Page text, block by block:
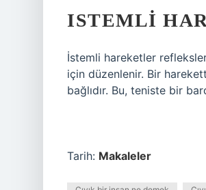
ISTEMLI
İstemli hareketler
için düzenlenir. Bir
bağlıdır. Bu, teniste bir
Tarih: Makaleler